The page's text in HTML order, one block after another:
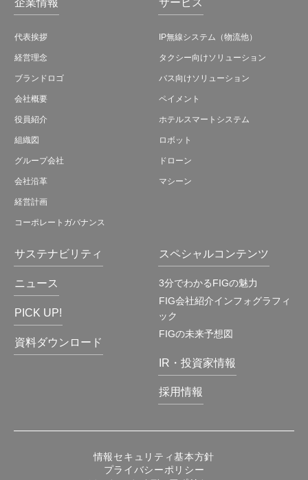
代表挨拶
経営理念
ブランドロゴ
会社概要
役員紹介
組織図
グループ会社
会社沿革
経営計画
コーポレートガバナンス
IP無線システム（物流他）
タクシー向けソリューション
バス向けソリューション
ペイメント
ホテルスマートシステム
ロボット
ドローン
マシーン
サステナビリティ
ニュース
PICK UP!
資料ダウンロード
スペシャルコンテンツ
3分でわかるFIGの魅力
FIG会社紹介インフォグラフィ
ック
FIGの未来予想図
IR・投資家情報
採用情報
情報セキュリティ基本方針
プライバシーポリシー